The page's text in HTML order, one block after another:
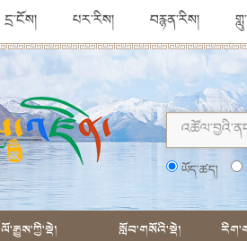
དྲ་ངོས། པར་རིས། བརྙན་རིས།
ཡོད་ཚད།
ལོ་རྒྱུས་ཀྱི་སྡེ། སློབ་གསོའི་སྡེ།